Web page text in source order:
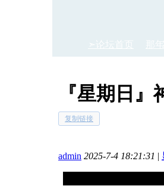
➣论坛首页 那
『星期日』
复制链接
admin 2025-7-4 18:21:31 |